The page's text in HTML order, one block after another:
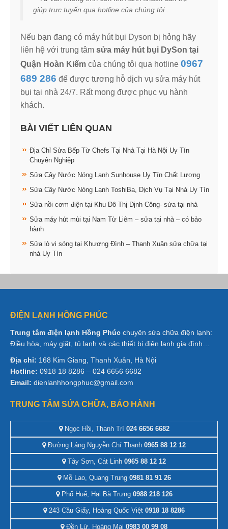
giúp trực tuyến qua hotline của chúng tôi .
Nếu bạn đang có máy hút bụi Dyson bị hỏng hãy
liên hệ với trung tâm sửa máy hút bụi DySon tại
Quận Hoàn Kiếm của chúng tôi qua hotline 0967
689 286 để được tương hỗ dịch vụ sửa máy hút
bụi tại nhà 24/7. Rất mong được phục vụ hành
khách.
BÀI VIẾT LIÊN QUAN
Địa Chỉ Sửa Bếp Từ Chefs Tại Nhà Tại Hà Nội Uy Tín
Chuyên Nghiệp
Sửa Cây Nước Nóng Lạnh Sunhouse Uy Tín Chất Lượng
Sửa Cây Nước Nóng Lạnh ToshiBa, Dịch Vụ Tại Nhà Uy Tín
Sửa nồi cơm điện tại Khu Đô Thị Định Công- sửa tại nhà
Sửa máy hút mùi tại Nam Từ Liêm – sửa tại nhà – có bảo
hành
Sửa lò vi sóng tại Khương Đình – Thanh Xuân sửa chữa tại
nhà Uy Tín
ĐIỆN LẠNH HỒNG PHÚC
Trung tâm điện lạnh Hồng Phúc chuyên sửa chữa điện lạnh:
Điều hòa, máy giặt, tủ lạnh và các thiết bị điện lạnh gia đình…
Địa chỉ: 168 Kim Giang, Thanh Xuân, Hà Nội
Hotline: 0918 18 8286 – 024 6656 6682
Email: dienlanhhongphuc@gmail.com
TRUNG TÂM SỬA CHỮA, BẢO HÀNH
Ngọc Hồi, Thanh Trì 024 6656 6682
Đường Láng Nguyễn Chí Thanh 0965 88 12 12
Tây Sơn, Cát Linh 0965 88 12 12
Mỗ Lao, Quang Trung0981 81 91 26
Phố Huế, Hai Bà Trưng0988 218 126
243 Cầu Giấy, Hoàng Quốc Việt 0918 18 8286
Đền Lừ, Hoàng Mai 0983 00 99 08